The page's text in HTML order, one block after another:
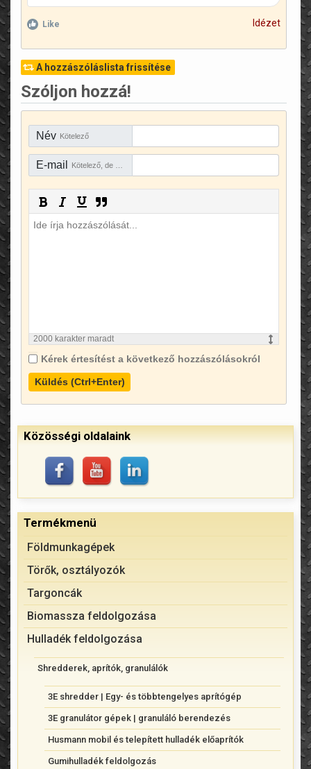
Like Idézet
A hozzászóláslista frissítése
Szóljon hozzá!
Név Kötelező
E-mail
2000 karakter maradt
Kérek értesítést a következő hozzászólásokról
Küldés (Ctrl+Enter)
Közösségi oldalaink
Termékmenü
Földmunkagépek
Törők, osztályozók
Targoncák
Biomassza feldolgozása
Hulladék feldolgozása
Shredderek, aprítók, granulálók
3E shredder | Egy- és többtengelyes aprítógép
3E granulátor gépek | granuláló berendezés
Husmann mobil és telepített hulladék előaprítók
Gumihulladék feldolgozás